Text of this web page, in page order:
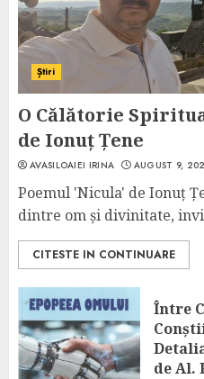
Știri
O Călătorie
de Ionuț Țene
AVASILOAIEI IRINA AUGUST 9,
Poemul 'Nicula' de Ionuț
dintre om și divinitate,
CITESTE IN CONTINUARE
Între
de Al.